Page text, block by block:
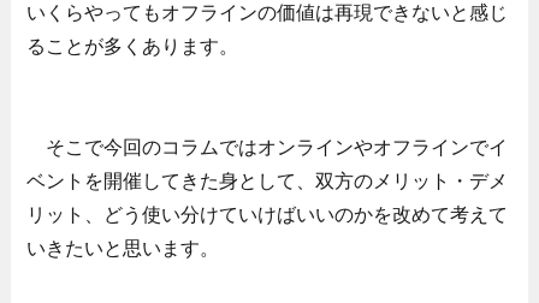
いくらやってもオフラインの価値は再現できないと感じ
ることが多くあります。
そこで今回のコラムではオンラインやオフラインでイ
ベントを開催してきた身として、双方のメリット・デメ
リット、どう使い分けていけばいいのかを改めて考えて
いきたいと思います。